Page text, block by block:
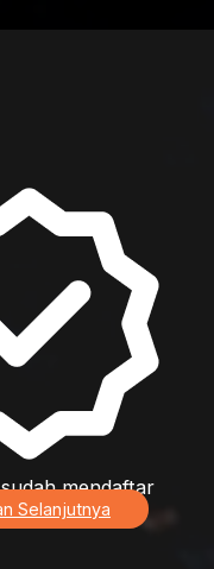
mendaftar
Selanjutnya